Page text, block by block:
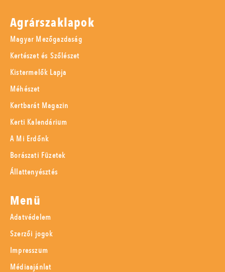
Agrárszaklapok
Magyar Mezőgazdaság
Kertészet és Szőlészet
Kistermelők Lapja
Méhészet
Kertbarát Magazin
Kerti Kalendárium
A Mi Erdőnk
Borászati Füzetek
Állattenyésztés
Menü
Adatvédelem
Szerzői jogok
Impresszum
Médiaajánlat